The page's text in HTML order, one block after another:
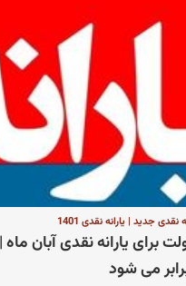
نقدی جدید | یارانه نقدی 1401
برای یارانه نقدی آبان ماه